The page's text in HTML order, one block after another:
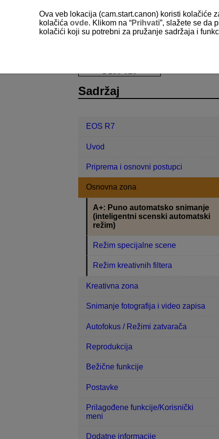
A+:
Sadržaj
EOS R7
Uvod
Priprema i osnovni postupci
Osnovna zona
A+: Puno automatsko snimanje
(inteligentni scenski automatski
režim)
Režim specijalne scene
Režim kreativnih filtera
Kreativna zona
Snimanje fotografija i video zapisa
Autofokus / Režimi zatvarača
Reprodukcija
Bežične funkcije
Postavke
Prilagođene funkcije/Korisnički
meni
Dodatne informacije
Ova veb lokacija (cam.start.canon) koristi kolačiće
kolačića ovde. Klikom na “Prihvati”, slažete se da
kolačići koji su potrebni za pružanje sadržaja i